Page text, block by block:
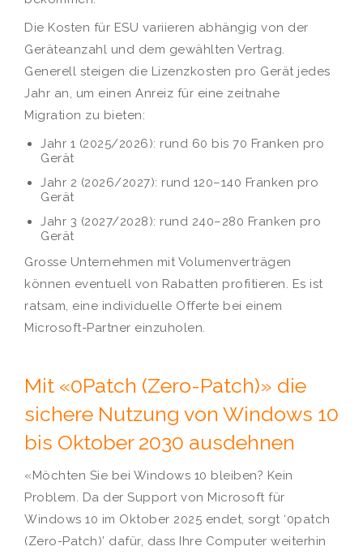
Die Kosten für ESU variieren abhängig von der
Geräteanzahl und dem gewählten Vertrag.
Generell steigen die Lizenzkosten pro Gerät jedes
Jahr an, um einen Anreiz für eine zeitnahe
Migration zu bieten:
Jahr 1 (2025/2026): rund 60 bis 70 Franken pro
Gerät
Jahr 2 (2026/2027): rund 120–140 Franken pro
Gerät
Jahr 3 (2027/2028): rund 240–280 Franken pro
Gerät
Grosse Unternehmen mit Volumenverträgen
können eventuell von Rabatten profitieren. Es ist
ratsam, eine individuelle Offerte bei einem
Microsoft-Partner einzuholen.
Mit «0Patch (Zero-Patch)» die
sichere Nutzung von Windows 10
bis Oktober 2030 ausdehnen
«Möchten Sie bei Windows 10 bleiben? Kein
Problem. Da der Support von Microsoft für
Windows 10 im Oktober 2025 endet, sorgt ‘0patch
(Zero-Patch)’ dafür, dass Ihre Computer weiterhin